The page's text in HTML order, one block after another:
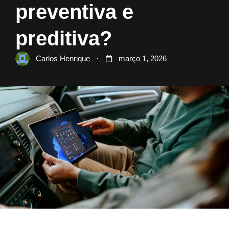
preventiva e
preditiva?
Carlos Henrique março 1, 2026